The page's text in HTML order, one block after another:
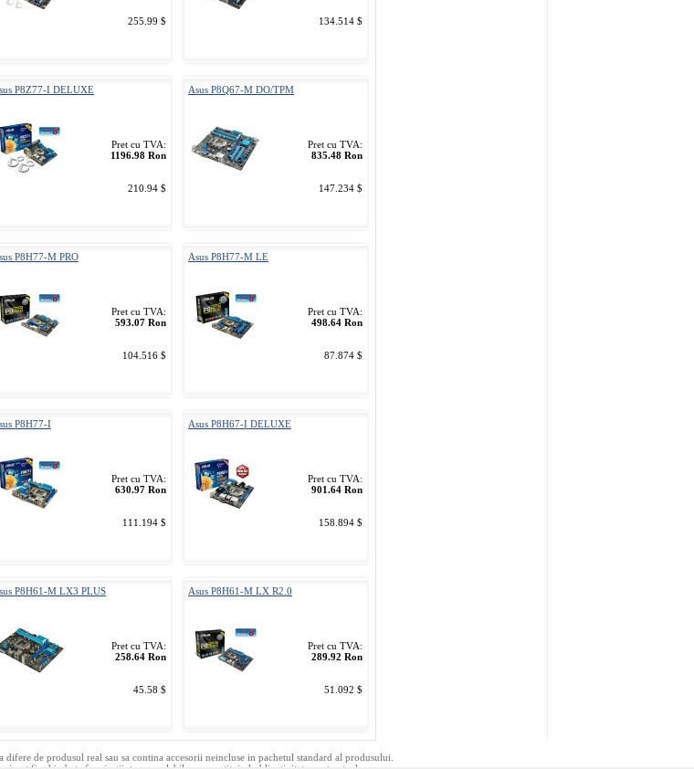
255.99 $ 134.514 $
P8Z77-I DELUXE
Pret cu TVA:
1196.98 Ron
210.94 $
Asus P8Q67-M DO/TPM
Pret cu TVA:
835.48 Ron
147.234 $
P8H77-M PRO
Pret cu TVA:
593.07 Ron
104.516 $
Asus P8H77-M LE
Pret cu TVA:
498.64 Ron
87.874 $
P8H77-I
Pret cu TVA:
630.97 Ron
111.194 $
Asus P8H67-I DELUXE
Pret cu TVA:
901.64 Ron
158.894 $
P8H61-M LX3 PLUS
Pret cu TVA:
258.64 Ron
45.58 $
Asus P8H61-M LX R2.0
Pret cu TVA:
289.92 Ron
51.092 $
de produsul real sau sa contina accesorii neincluse in pachetul standard al produsului.